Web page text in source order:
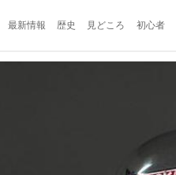
最新情報 歴史 見どころ 初心者